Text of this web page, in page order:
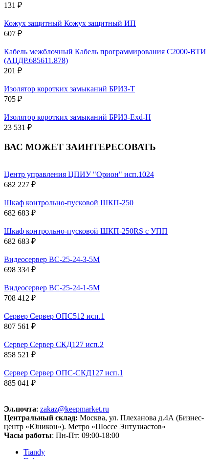
131 ₽
Кожух защитный Кожух защитный ИП
607 ₽
Кабель межблочный Кабель программирования С2000-ВТИ
(АЦДР.685611.878)
201 ₽
Изолятор коротких замыканий БРИЗ-Т
705 ₽
Изолятор коротких замыканий БРИЗ-Exd-H
23 531 ₽
ВАС МОЖЕТ ЗАИНТЕРЕСОВАТЬ
Центр управления ЦПИУ "Орион" исп.1024
682 227 ₽
Шкаф контрольно-пусковой ШКП-250
682 683 ₽
Шкаф контрольно-пусковой ШКП-250RS с УПП
682 683 ₽
Видеосервер ВС-25-24-3-5M
698 334 ₽
Видеосервер ВС-25-24-1-5M
708 412 ₽
Сервер Сервер ОПС512 исп.1
807 561 ₽
Сервер Сервер СКД127 исп.2
858 521 ₽
Сервер Сервер ОПС-СКД127 исп.1
885 041 ₽
Эл.почта: zakaz@keepmarket.ru
Центральный склад: Москва, ул. Плеханова д.4А (Бизнес-
центр «Юникон»). Метро «Шоссе Энтузиастов»
Часы работы: Пн-Пт: 09:00-18:00
Tiandy